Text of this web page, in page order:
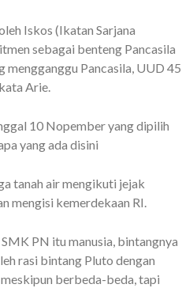
Iskos (Ikatan Sarjana
sebagai benteng Pancasila
mengganggu Pancasila, UUD 45
Arie.
10 Nopember yang dipilih
yang ada disini
tanah air mengikuti jejak
mengisi kemerdekaan RI.
PN itu manusia, bintangnya
rasi bintang Pluto dengan
berbeda-beda, tapi